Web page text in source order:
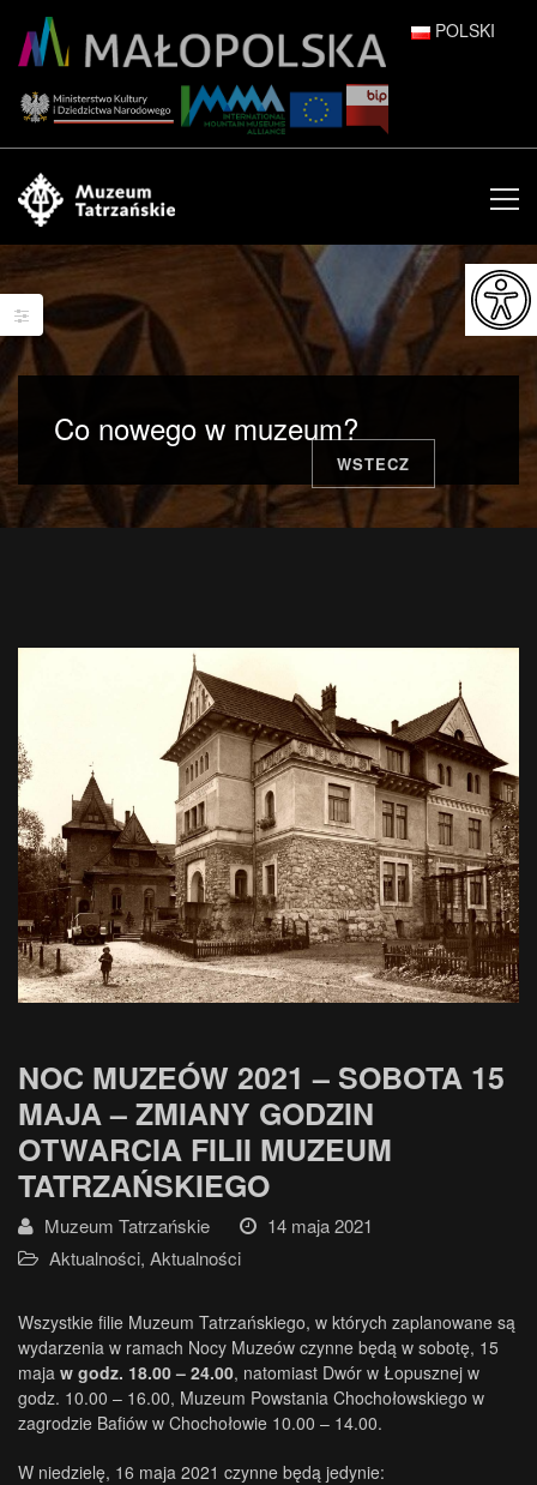
POLSKI
ENGLISH
ESPAÑOL
FRANÇAIS
ITALIANO
日本語
Co nowego w muzeum?
WSTECZ
NOC MUZEÓW 2021 – SOBOTA 15
MAJA – ZMIANY GODZIN
OTWARCIA FILII MUZEUM
TATRZAŃSKIEGO
Muzeum Tatrzańskie
14 maja 2021
Aktualności, Aktualności
Wszystkie filie Muzeum Tatrzańskiego, w których zaplanowane są
wydarzenia w ramach Nocy Muzeów czynne będą w sobotę, 15
maja w godz. 18.00 – 24.00, natomiast Dwór w Łopusznej w
godz. 10.00 – 16.00, Muzeum Powstania Chochołowskiego w
zagrodzie Bafiów w Chochołowie 10.00 – 14.00.
W niedzielę, 16 maja 2021 czynne będą jedynie: